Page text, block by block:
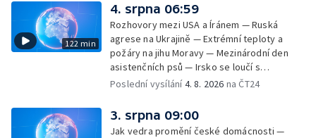
122 min
4. srpna 06:59
Rozhovory mezi USA a Íránem — Ruská
agrese na Ukrajině — Extrémní teploty a
požáry na jihu Moravy — Mezinárodní den
asistenčních psů — Irsko se loučí s
hudebníkem Glenem Hansardem
Poslední vysílání4. 8. 2026 na ČT24
3. srpna 09:00
Jak vedra promění české domácnosti —